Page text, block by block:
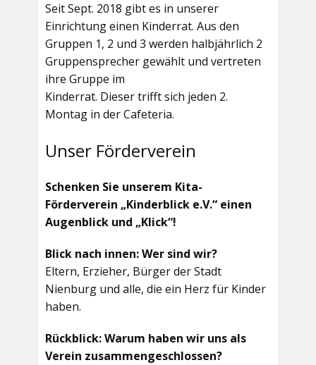
Seit Sept. 2018 gibt es in unserer
Einrichtung einen Kinderrat. Aus den
Gruppen 1, 2 und 3 werden halbjährlich 2
Gruppensprecher gewählt und vertreten
ihre Gruppe im
Kinderrat. Dieser trifft sich jeden 2.
Montag in der Cafeteria.
Unser Förderverein
Schenken Sie unserem Kita-
Förderverein „Kinderblick e.V.“ einen
Augenblick und „Klick“!
Blick nach innen: Wer sind wir?
Eltern, Erzieher, Bürger der Stadt
Nienburg und alle, die ein Herz für Kinder
haben.
Rückblick: Warum haben wir uns als
Verein zusammengeschlossen?